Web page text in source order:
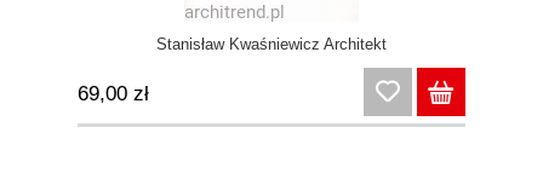
Stanisław Kwaśniewicz Architekt
69,00 zł